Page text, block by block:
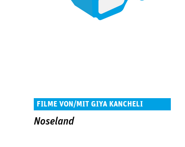
FILME VON/MIT GIYA KANCHELI
Noseland